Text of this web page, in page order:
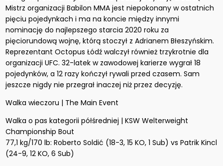
Mistrz organizacji Babilon MMA jest niepokonany w ostatnich
pięciu pojedynkach i ma na koncie między innymi
nominację do najlepszego starcia 2020 roku za
pięciorundową wojnę, którą stoczył z Adrianem Błeszyńskim.
Reprezentant Octopus Łódź walczył również trzykrotnie dla
organizacji UFC. 32-latek w zawodowej karierze wygrał 18
pojedynków, a 12 razy kończył rywali przed czasem. Sam
jeszcze nigdy nie przegrał inaczej niż przez decyzję.
Walka wieczoru | The Main Event
Walka o pas kategorii półśredniej | KSW Welterweight
Championship Bout
77,1 kg/170 lb: Roberto Soldić (18-3, 15 KO, 1 Sub) vs Patrik Kincl
(24-9, 12 KO, 6 Sub)